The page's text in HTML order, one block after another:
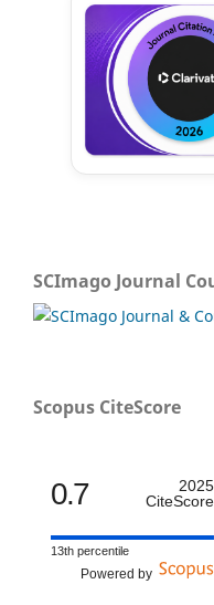
SCImago Journal
Scopus CiteScore
0.7
2025
CiteScore
13th percentile
Powered by